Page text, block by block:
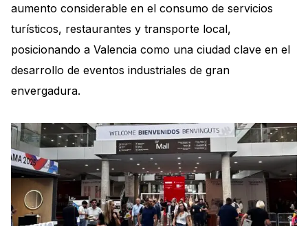
aumento considerable en el consumo de servicios
turísticos, restaurantes y transporte local,
posicionando a Valencia como una ciudad clave en el
desarrollo de eventos industriales de gran
envergadura.